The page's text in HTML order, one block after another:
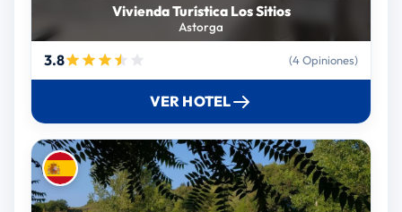
Vivienda Turística Los Sitios
Astorga
3.8 (4 Opiniones)
VER HOTEL